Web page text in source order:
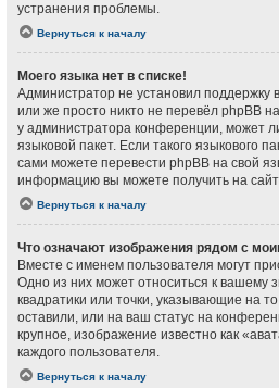
устранения проблемы.
Вернуться к началу
Моего языка нет в списке!
Администратор не установил
или же просто никто не перевёл phpBB
у администратора конференции, может
языковой пакет. Если такого языкового
сами можете перевести phpBB на свой
информацию вы можете получить на
Вернуться к началу
Что означают изображения рядом с
Вместе с именем пользователя могут
Одно из них может относиться к вашему
квадратики или точки, указывающие на
оставили, или на ваш статус на
крупное, изображение известно как
каждого пользователя.
Вернуться к началу